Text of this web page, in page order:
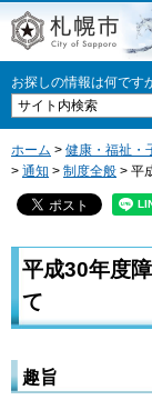
札幌市
お探しの情報は何です
ホーム > 健康・福祉・
> 通知 > 制度全般 > 平
平成30年度
て
趣旨